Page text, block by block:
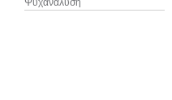
Ψυχανάλυση